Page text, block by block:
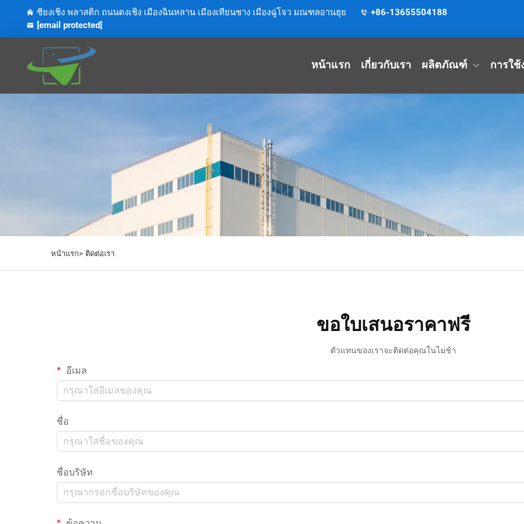
ซียงเชิง พลาสติก ถนนตงเชิง เมืองฉินหลาน เมืองเทียนชาง เมืองฉู่โจว มณฑลอานฮุย
+86-13655504188
[email protected]
หน้าแรก เกี่ยวกับเรา ผลิตภัณฑ์ การใช้
หน้าแรก> ติดต่อเรา
ขอใบเสนอราคาฟรี
ตัวแทนของเราจะติดต่อคุณในไม่ช้า
อีเมล
ชื่อ
ชื่อบริษัท